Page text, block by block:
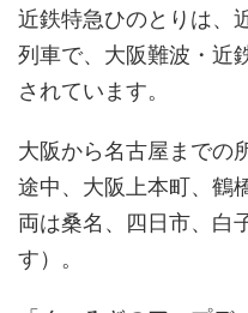
近鉄特急ひのとりは、
列車で、大阪難波・近
されています。
大阪から名古屋までの
途中、大阪上本町、鶴
両は桑名、四日市、白
す）。